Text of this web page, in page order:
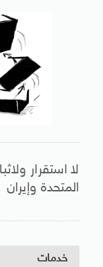
لا استقرار
المتحدة وإيران
خدمات